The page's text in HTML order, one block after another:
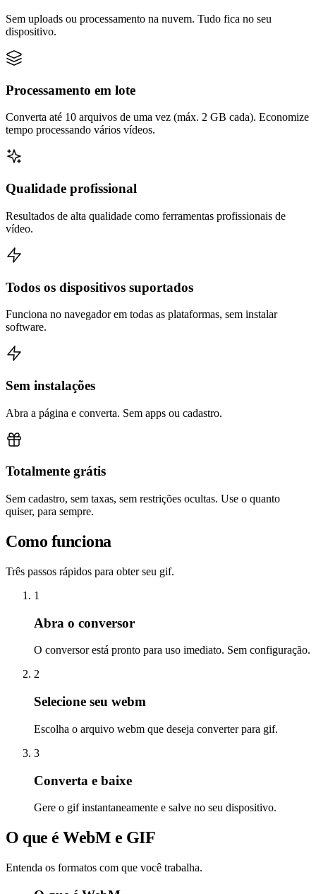
Sem uploads ou processamento na nuvem. Tudo fica no seu
dispositivo.
Processamento em lote
Converta até 10 arquivos de uma vez (máx. 2 GB cada). Economize
tempo processando vários vídeos.
Qualidade profissional
Resultados de alta qualidade como ferramentas profissionais de
vídeo.
Todos os dispositivos suportados
Funciona no navegador em todas as plataformas, sem instalar
software.
Sem instalações
Abra a página e converta. Sem apps ou cadastro.
Totalmente grátis
Sem cadastro, sem taxas, sem restrições ocultas. Use o quanto
quiser, para sempre.
Como funciona
Três passos rápidos para obter seu gif.
1
Abra o conversor
O conversor está pronto para uso imediato. Sem configuração.
2
Selecione seu webm
Escolha o arquivo webm que deseja converter para gif.
3
Converta e baixe
Gere o gif instantaneamente e salve no seu dispositivo.
O que é WebM e GIF
Entenda os formatos com que você trabalha.